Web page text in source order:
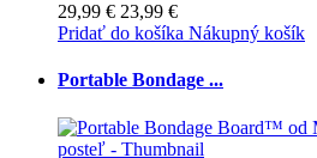
29,99 € 23,99 €
Pridať do košíka Nákupný košík
Portable Bondage ...